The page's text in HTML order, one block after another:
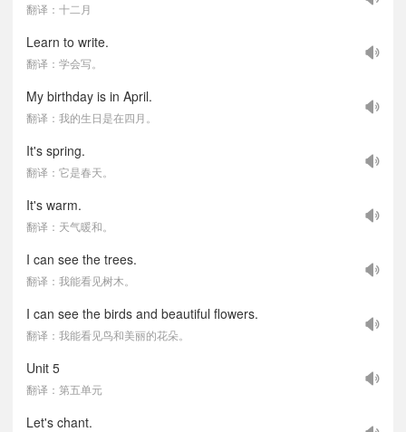
翻译：十二月
Learn to write.
翻译：学会写。
My birthday is in April.
翻译：我的生日是在四月。
It's spring.
翻译：它是春天。
It's warm.
翻译：天气暖和。
I can see the trees.
翻译：我能看见树木。
I can see the birds and beautiful flowers.
翻译：我能看见鸟和美丽的花朵。
Unit 5
翻译：第五单元
Let's chant.